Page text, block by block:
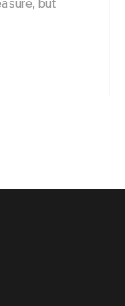
but